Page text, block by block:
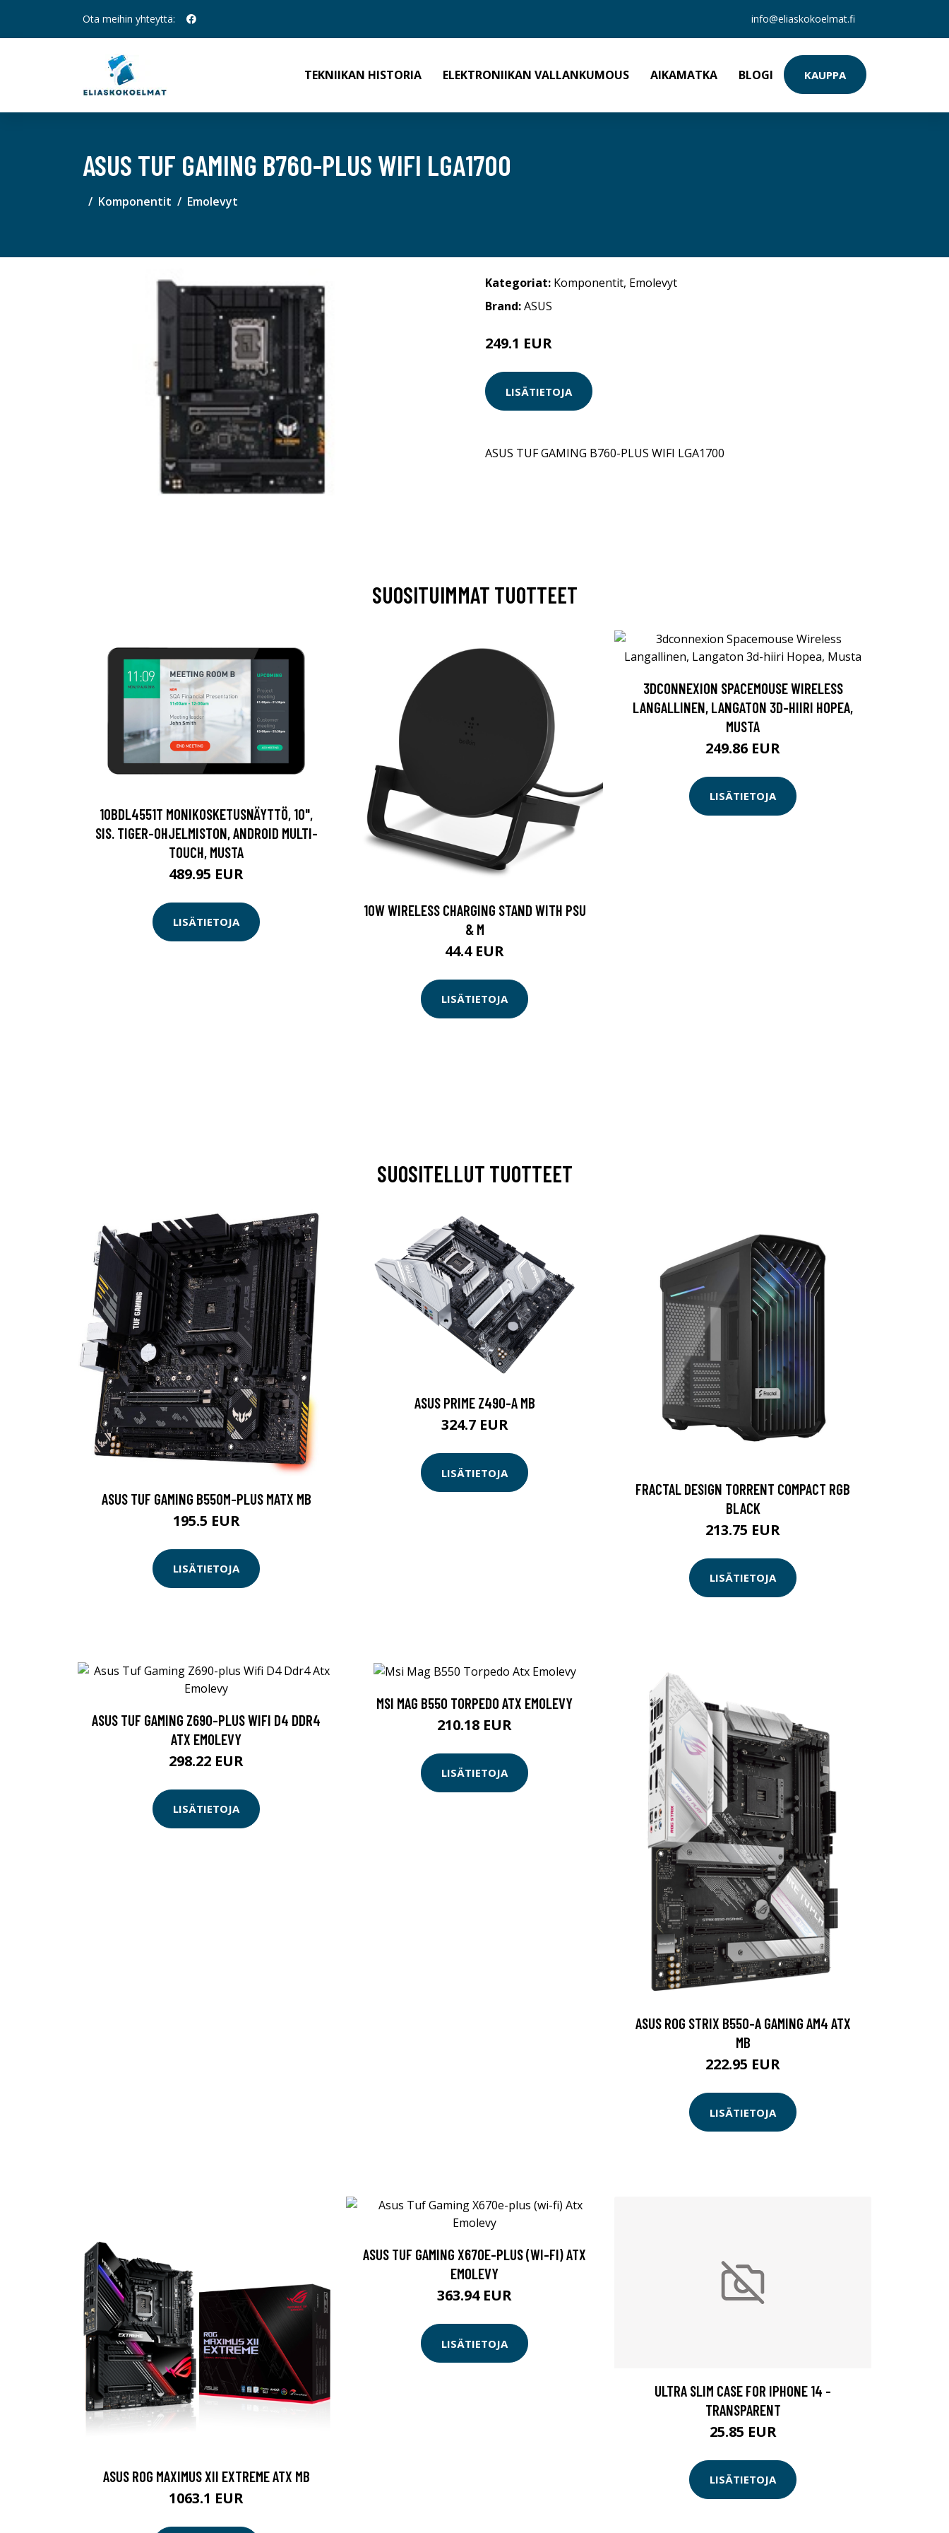
Ota meihin yhteyttä: info@eliaskokoelmat.fi
TEKNIIKAN HISTORIA ELEKTRONIIKAN VALLANKUMOUS AIKAMATKA BLOGI KAUPPA
ASUS TUF GAMING B760-PLUS WIFI LGA1700
Komponentit Emolevyt
Kategoriat: Komponentit, Emolevyt
Brand:ASUS
249.1 EUR
LISÄTIETOJA
ASUS TUF GAMING B760-PLUS WIFI LGA1700
SUOSITUIMMAT TUOTTEET
10BDL4551T MONIKOSKETUSNÄYTTÖ, 10",
SIS. TIGER-OHJELMISTON, ANDROID MULTI-
TOUCH, MUSTA
489.95 EUR
LISÄTIETOJA
10W WIRELESS CHARGING STAND WITH PSU
& M
44.4 EUR
LISÄTIETOJA
3DCONNEXION SPACEMOUSE WIRELESS
LANGALLINEN, LANGATON 3D-HIIRI HOPEA,
MUSTA
249.86 EUR
LISÄTIETOJA
SUOSITELLUT TUOTTEET
ASUS TUF GAMING B550M-PLUS MATX MB
195.5 EUR
LISÄTIETOJA
ASUS PRIME Z490-A MB
324.7 EUR
LISÄTIETOJA
FRACTAL DESIGN TORRENT COMPACT RGB
BLACK
213.75 EUR
LISÄTIETOJA
ASUS TUF GAMING Z690-PLUS WIFI D4 DDR4
ATX EMOLEVY
298.22 EUR
LISÄTIETOJA
MSI MAG B550 TORPEDO ATX EMOLEVY
210.18 EUR
LISÄTIETOJA
ASUS ROG STRIX B550-A GAMING AM4 ATX
MB
222.95 EUR
LISÄTIETOJA
ASUS ROG MAXIMUS XII EXTREME ATX MB
1063.1 EUR
ASUS TUF GAMING X670E-PLUS (WI-FI) ATX
EMOLEVY
363.94 EUR
LISÄTIETOJA
ULTRA SLIM CASE FOR IPHONE 14 -
TRANSPARENT
25.85 EUR
LISÄTIETOJA